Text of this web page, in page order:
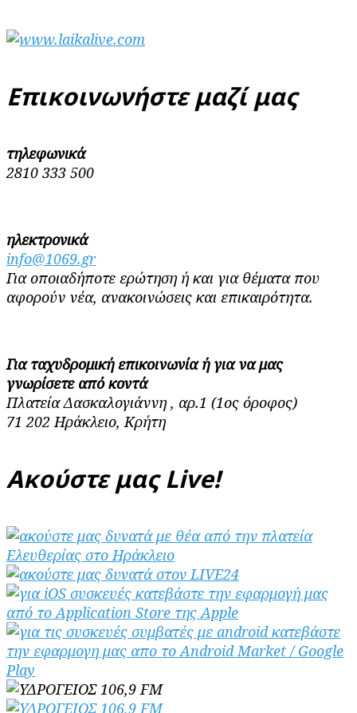
Επικοινωνήστε μαζί μας
τηλεφωνικά
2810 333 500
ηλεκτρονικά
info@1069.gr
Για οποιαδήποτε ερώτηση ή και για θέματα που
αφορούν νέα, ανακοινώσεις και επικαιρότητα.
Για ταχυδρομική επικοινωνία ή για να μας
γνωρίσετε από κοντά
Πλατεία Δασκαλογιάννη , αρ.1 (1ος όροφος)
71 202 Ηράκλειο, Κρήτη
Ακούστε μας Live!